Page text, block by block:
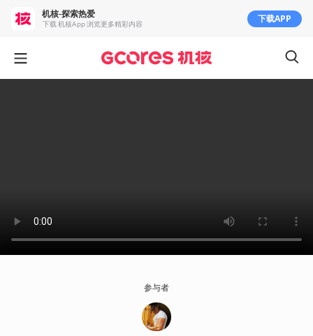
参与者
机核-探索热爱
下载 机核App 浏览更多精彩内容 下载APP